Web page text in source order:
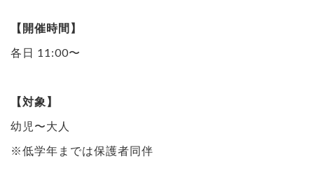
【開催時間】
各日 11:00〜
【対象】
幼児〜大人
※低学年までは保護者同伴